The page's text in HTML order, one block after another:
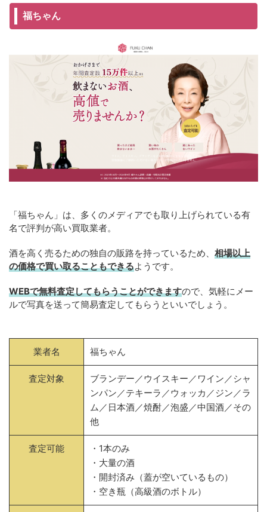
福ちゃん
「福ちゃん」は、多くのメディアでも取り上げられている有
名で評判が高い買取業者。
酒を高く売るための独自の販路を持っているため、 相場以上
の価格で買い取ることもできるようです。
WEBで無料査定してもらうことができますので、気軽にメー
ルで写真を送って簡易査定してもらうといいでしょう。
業者名 福ちゃん
査定対象
ブランデー／ウイスキー／ワイン／シャ
ンパン／テキーラ／ウォッカ／ジン／ラ
ム／日本酒／焼酎／泡盛／中国酒／その
他
査定可能
・1本のみ
・大量の酒
・開封済み（蓋が空いているもの）
・空き瓶（高級酒のボトル）